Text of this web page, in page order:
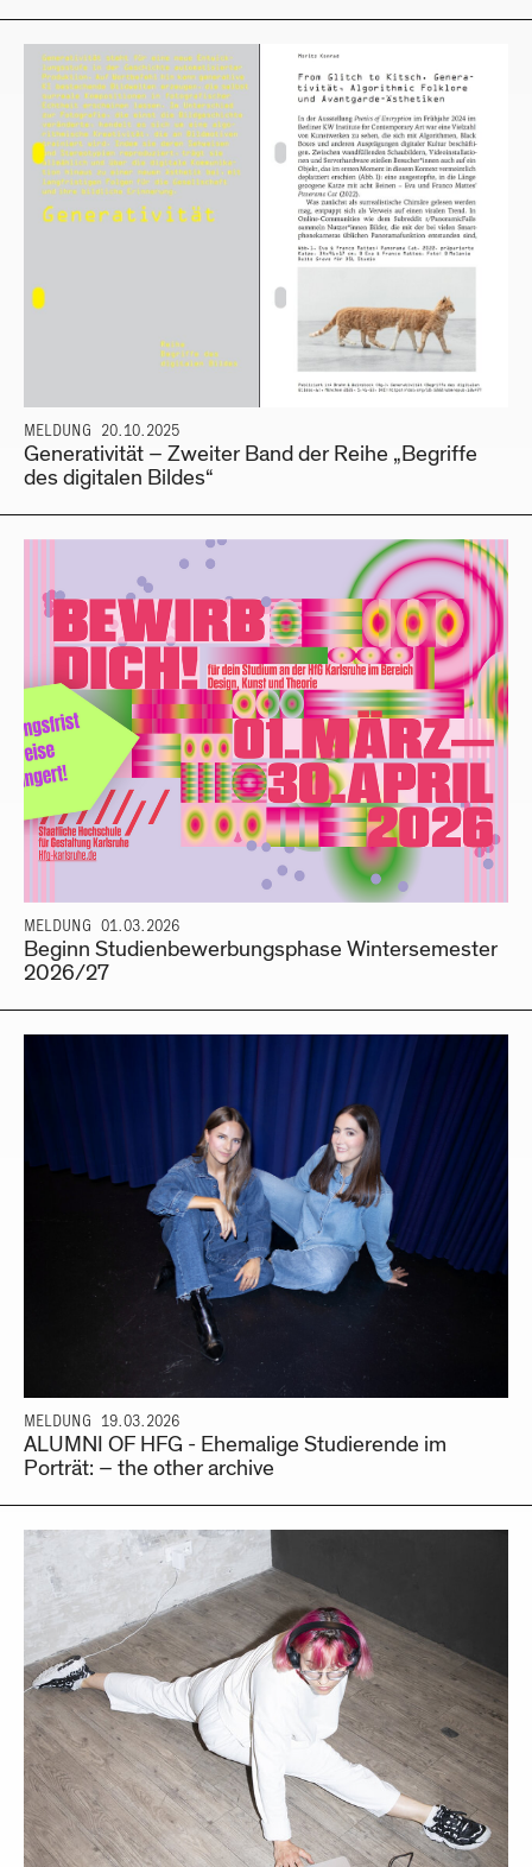
MELDUNG 20.10.2025
Generativität – Zweiter Band der Reihe „Begriffe
des digitalen Bildes“
MELDUNG 01.03.2026
Beginn Studienbewerbungsphase Wintersemester
2026/27
MELDUNG 19.03.2026
ALUMNI OF HFG - Ehemalige Studierende im
Porträt: – the other archive